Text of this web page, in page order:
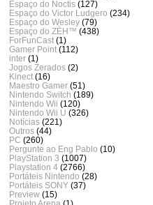
Espaço do Noctis (127)
Espaço do Victor Ludgero (234)
Espaço do Wesley (79)
Espaço do ZÈH™ (438)
ForFunCast (1)
Gamer Point (112)
inter (1)
Jogos Zerados (2)
Kinect (16)
Maestro Gamer (51)
Nintendo Switch (189)
Nintendo Wii (120)
Nintendo Wii U (326)
Notícias (221)
Outros (44)
PC (260)
Pergunte ao Eng Pablo (10)
PlayStation 3 (1007)
Playstation 4 (2766)
Portáteis Nintendo (28)
Portáteis SONY (37)
Preview (15)